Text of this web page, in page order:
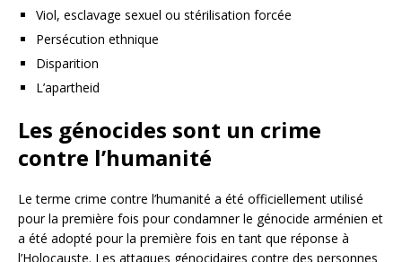
Viol, esclavage sexuel ou stérilisation forcée
Persécution ethnique
Disparition
L’apartheid
Les génocides sont un crime
contre l’humanité
Le terme crime contre l’humanité a été officiellement utilisé
pour la première fois pour condamner le génocide arménien et
a été adopté pour la première fois en tant que réponse à
l’Holocauste. Les attaques génocidaires contre des personnes